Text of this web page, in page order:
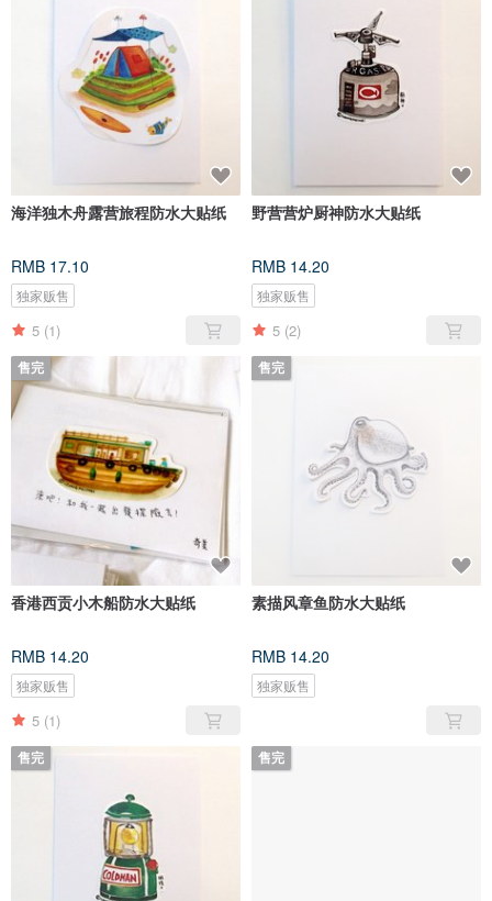
海洋独木舟露营旅程防水大贴纸
RMB 17.10
独家贩售
5 (1)
野营营炉厨神防水大贴纸
RMB 14.20
独家贩售
5 (2)
售完
香港西贡小木船防水大贴纸
RMB 14.20
独家贩售
5 (1)
售完
素描风章鱼防水大贴纸
RMB 14.20
独家贩售
售完 售完